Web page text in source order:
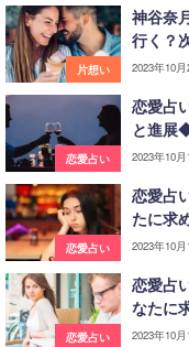
片想い
神谷奈
行く？
2023年10月
恋愛占い
恋愛占
と進展
2023年10月
恋愛占い
恋愛占
たに求
2023年10月
恋愛占い
恋愛占
なたに
2023年10月